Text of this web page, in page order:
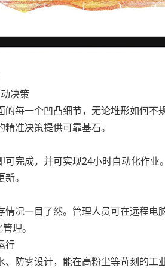
决策
每一个凹凸细节，无论堆形如何不
准决策提供可靠基石。
完成，并可实现24小时自动化作业
。
一目了然。管理人员可在远程电
理。
行
防雾设计，能在高粉尘等苛刻的工